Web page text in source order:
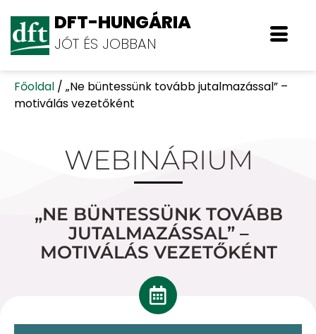
DFT-HUNGÁRIA
JÓT ÉS JOBBAN
Főoldal / „Ne büntessünk tovább jutalmazással” –
motiválás vezetőként
WEBINÁRIUM
„NE BÜNTESSÜNK TOVÁBB
JUTALMAZÁSSAL” –
MOTIVÁLÁS VEZETŐKÉNT